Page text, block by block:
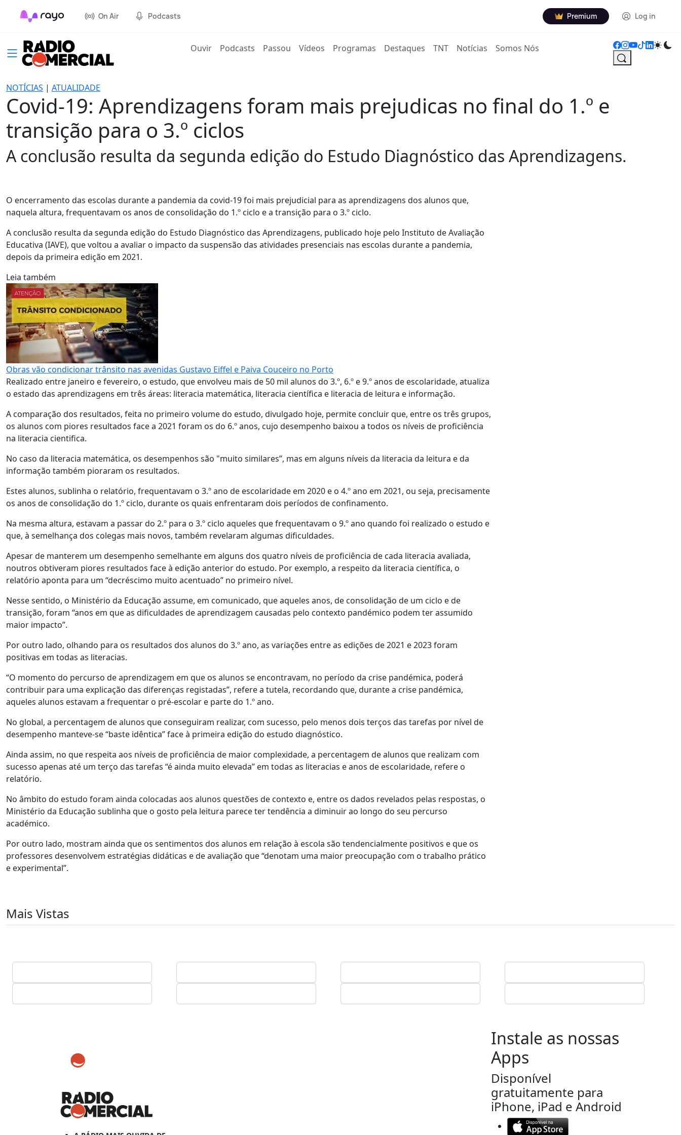
On Air Podcasts Premium Log in
Ouvir(current)
Podcasts Passou Vídeos Programas Destaques TNT Notícias Somos Nós
NOTÍCIAS | ATUALIDADE
Covid-19: Aprendizagens foram mais prejudicas no final do 1.º e
transição para o 3.º ciclos
A conclusão resulta da segunda edição do Estudo Diagnóstico das Aprendizagens.
O encerramento das escolas durante a pandemia da covid-19 foi mais prejudicial para as aprendizagens dos alunos que,
naquela altura, frequentavam os anos de consolidação do 1.º ciclo e a transição para o 3.º ciclo.
A conclusão resulta da segunda edição do Estudo Diagnóstico das Aprendizagens, publicado hoje pelo Instituto de Avaliação
Educativa (IAVE), que voltou a avaliar o impacto da suspensão das atividades presenciais nas escolas durante a pandemia,
depois da primeira edição em 2021.
Leia também
Obras vão condicionar trânsito nas avenidas Gustavo Eiffel e Paiva Couceiro no Porto
Realizado entre janeiro e fevereiro, o estudo, que envolveu mais de 50 mil alunos do 3.º, 6.º e 9.º anos de escolaridade, atualiza
o estado das aprendizagens em três áreas: literacia matemática, literacia científica e literacia de leitura e informação.
A comparação dos resultados, feita no primeiro volume do estudo, divulgado hoje, permite concluir que, entre os três grupos,
os alunos com piores resultados face a 2021 foram os do 6.º anos, cujo desempenho baixou a todos os níveis de proficiência
na literacia cientifica.
No caso da literacia matemática, os desempenhos são "muito similares”, mas em alguns níveis da literacia da leitura e da
informação também pioraram os resultados.
Estes alunos, sublinha o relatório, frequentavam o 3.º ano de escolaridade em 2020 e o 4.º ano em 2021, ou seja, precisamente
os anos de consolidação do 1.º ciclo, durante os quais enfrentaram dois períodos de confinamento.
Na mesma altura, estavam a passar do 2.º para o 3.º ciclo aqueles que frequentavam o 9.º ano quando foi realizado o estudo e
que, à semelhança dos colegas mais novos, também revelaram algumas dificuldades.
Apesar de manterem um desempenho semelhante em alguns dos quatro níveis de proficiência de cada literacia avaliada,
noutros obtiveram piores resultados face à edição anterior do estudo. Por exemplo, a respeito da literacia científica, o
relatório aponta para um “decréscimo muito acentuado” no primeiro nível.
Nesse sentido, o Ministério da Educação assume, em comunicado, que aqueles anos, de consolidação de um ciclo e de
transição, foram “anos em que as dificuldades de aprendizagem causadas pelo contexto pandémico podem ter assumido
maior impacto”.
Por outro lado, olhando para os resultados dos alunos do 3.º ano, as variações entre as edições de 2021 e 2023 foram
positivas em todas as literacias.
“O momento do percurso de aprendizagem em que os alunos se encontravam, no período da crise pandémica, poderá
contribuir para uma explicação das diferenças registadas”, refere a tutela, recordando que, durante a crise pandémica,
aqueles alunos estavam a frequentar o pré-escolar e parte do 1.º ano.
No global, a percentagem de alunos que conseguiram realizar, com sucesso, pelo menos dois terços das tarefas por nível de
desempenho manteve-se “baste idêntica” face à primeira edição do estudo diagnóstico.
Ainda assim, no que respeita aos níveis de proficiência de maior complexidade, a percentagem de alunos que realizam com
sucesso apenas até um terço das tarefas “é ainda muito elevada” em todas as literacias e anos de escolaridade, refere o
relatório.
No âmbito do estudo foram ainda colocadas aos alunos questões de contexto e, entre os dados revelados pelas respostas, o
Ministério da Educação sublinha que o gosto pela leitura parece ter tendência a diminuir ao longo do seu percurso
académico.
Por outro lado, mostram ainda que os sentimentos dos alunos em relação à escola são tendencialmente positivos e que os
professores desenvolvem estratégias didáticas e de avaliação que “denotam uma maior preocupação com o trabalho prático
e experimental”.
Mais Vistas
Instale as nossas
Apps
Disponível
gratuitamente para
iPhone, iPad e Android